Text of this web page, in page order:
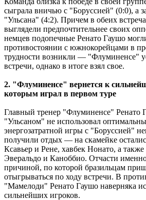
сыграла вничью с "Боруссией" (0:0), а
"Ульсана" (4:2). Причем в обеих
выглядели предпочтительнее своих
немцев подопечные Ренато Гаушо
противостоянии с южнокорейцами в
трудности возникли — "Флуминенсе"
встречи, однако в итоге взял свое.
2. "Флуминенсе" вернется к
которым играл в первом туре
Главный тренер "Флуминенсе" Ренато
"Ульсаном" не использовал
энергозатратной игры с "Боруссией"
получили отдых — на скамейке
Ксавьер и Рене, хавбек Нонато, а также
Эверальдо и Каноббио. Отчасти
причиной, по которой бразильцам
отыгрываться по ходу встречи. В
"Мамелоди" Ренато Гаушо наверняка
сильнейших игроков.